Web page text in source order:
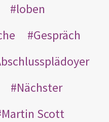
loben
Gespräch
Nächster
Martin Scott